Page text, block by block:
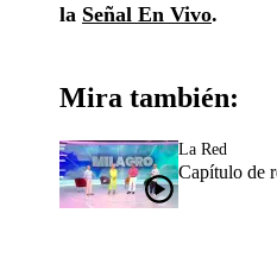
la Señal En Vivo.
Mira también:
La Red
Capítulo de